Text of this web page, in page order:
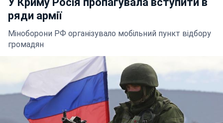
ряди армії
Міноборони РФ організувало мобільний пункт відбору
громадян